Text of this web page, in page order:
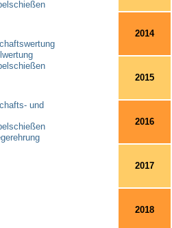
und
2014
2015
2016
2017
2018